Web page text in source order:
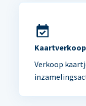
Verkoop